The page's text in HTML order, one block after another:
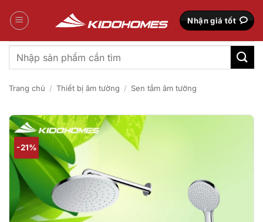
qua
Nhận giá tốt
Tìm
kiếm:
Trang chủ / Thiết bị âm tường / Sen tắm âm tường
-21%